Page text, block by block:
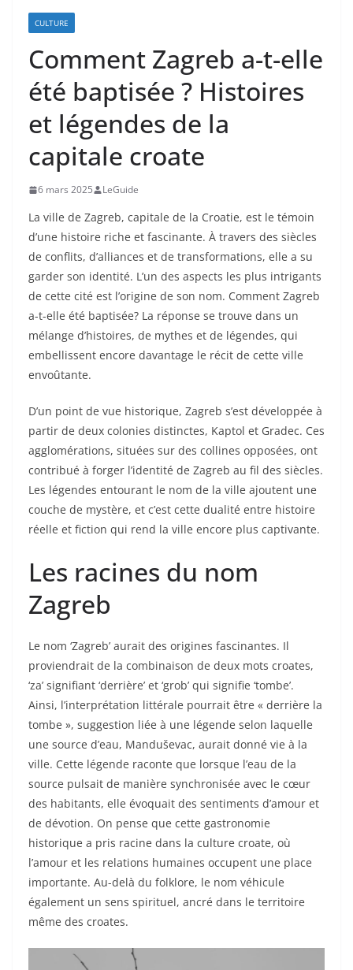
CULTURE
Comment Zagreb a-t-elle
été baptisée ? Histoires
et légendes de la
capitale croate
6 mars 2025 LeGuide
La ville de Zagreb, capitale de la Croatie, est le témoin
d’une histoire riche et fascinante. À travers des siècles
de conflits, d’alliances et de transformations, elle a su
garder son identité. L’un des aspects les plus intrigants
de cette cité est l’origine de son nom. Comment Zagreb
a-t-elle été baptisée? La réponse se trouve dans un
mélange d’histoires, de mythes et de légendes, qui
embellissent encore davantage le récit de cette ville
envoûtante.
D’un point de vue historique, Zagreb s’est développée à
partir de deux colonies distinctes, Kaptol et Gradec. Ces
agglomérations, situées sur des collines opposées, ont
contribué à forger l’identité de Zagreb au fil des siècles.
Les légendes entourant le nom de la ville ajoutent une
couche de mystère, et c’est cette dualité entre histoire
réelle et fiction qui rend la ville encore plus captivante.
Les racines du nom
Zagreb
Le nom ‘Zagreb’ aurait des origines fascinantes. Il
proviendrait de la combinaison de deux mots croates,
‘za’ signifiant ‘derrière’ et ‘grob’ qui signifie ‘tombe’.
Ainsi, l’interprétation littérale pourrait être « derrière la
tombe », suggestion liée à une légende selon laquelle
une source d’eau, Manduševac, aurait donné vie à la
ville. Cette légende raconte que lorsque l’eau de la
source pulsait de manière synchronisée avec le cœur
des habitants, elle évoquait des sentiments d’amour et
de dévotion. On pense que cette gastronomie
historique a pris racine dans la culture croate, où
l’amour et les relations humaines occupent une place
importante. Au-delà du folklore, le nom véhicule
également un sens spirituel, ancré dans le territoire
même des croates.